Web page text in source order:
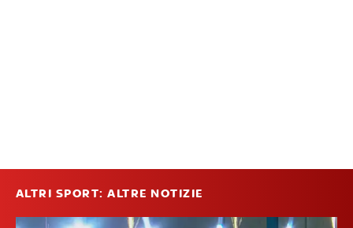
ALTRI SPORT: ALTRE NOTIZIE